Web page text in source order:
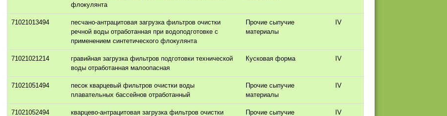
флокулянта
71021013494
песчано-антрацитовая загрузка фильтров очистки
речной воды отработанная при водоподготовке с
применением синтетического флокулянта
Прочие сыпучие
материалы
IV
71021021214
гравийная загрузка фильтров подготовки технической
воды отработанная малоопасная
Кусковая форма IV
71021051494
песок кварцевый фильтров очистки воды
плавательных бассейнов отработанный
Прочие сыпучие
материалы
IV
71021052494
кварцево-антрацитовая загрузка фильтров очистки
Прочие сыпучие
IV